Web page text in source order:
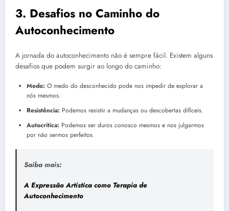
3. Desafios no Caminho do
Autoconhecimento
A jornada do autoconhecimento não é sempre fácil. Existem alguns
desafios que podem surgir ao longo do caminho:
Medo: O medo do desconhecido pode nos impedir de explorar a
nós mesmos.
Resistência: Podemos resistir a mudanças ou descobertas difíceis.
Autocrítica: Podemos ser duros conosco mesmos e nos julgarmos
por não sermos perfeitos.
Saiba mais:
A Expressão Artística como Terapia de
Autoconhecimento